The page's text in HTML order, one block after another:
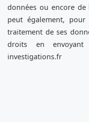
données ou encore
peut également, pour
traitement de ses
droits en
investigations.fr